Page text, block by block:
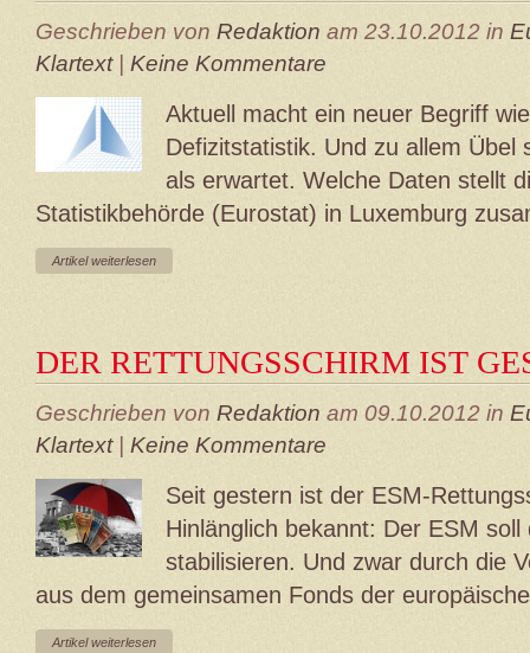
Geschrieben von Redaktion am 23.10.2012 in
Klartext| Keine Kommentare
Aktuell macht ein neuer Begriff
Defizitstatistik. Und zu allem Übel
als erwartet. Welche Daten stellt
Statistikbehörde (Eurostat) in Luxemburg
Artikel weiterlesen
DER RETTUNGSSCHIRM IST
Geschrieben von Redaktion am 09.10.2012 in
Klartext| Keine Kommentare
Seit gestern ist der ESM-
Hinlänglich bekannt: Der ESM soll
stabilisieren. Und zwar durch die
aus dem gemeinsamen Fonds der
Artikel weiterlesen